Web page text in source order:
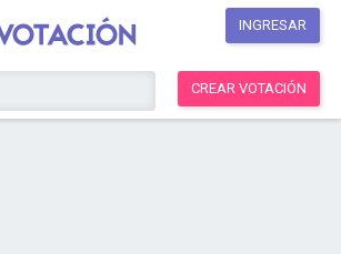
INGRESAR
CREAR VOTACIÓN